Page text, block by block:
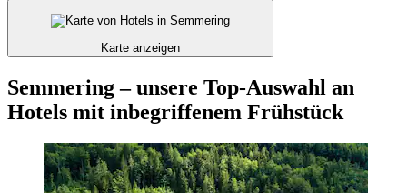
Karte anzeigen
Semmering – unsere Top-Auswahl an
Hotels mit inbegriffenem Frühstück